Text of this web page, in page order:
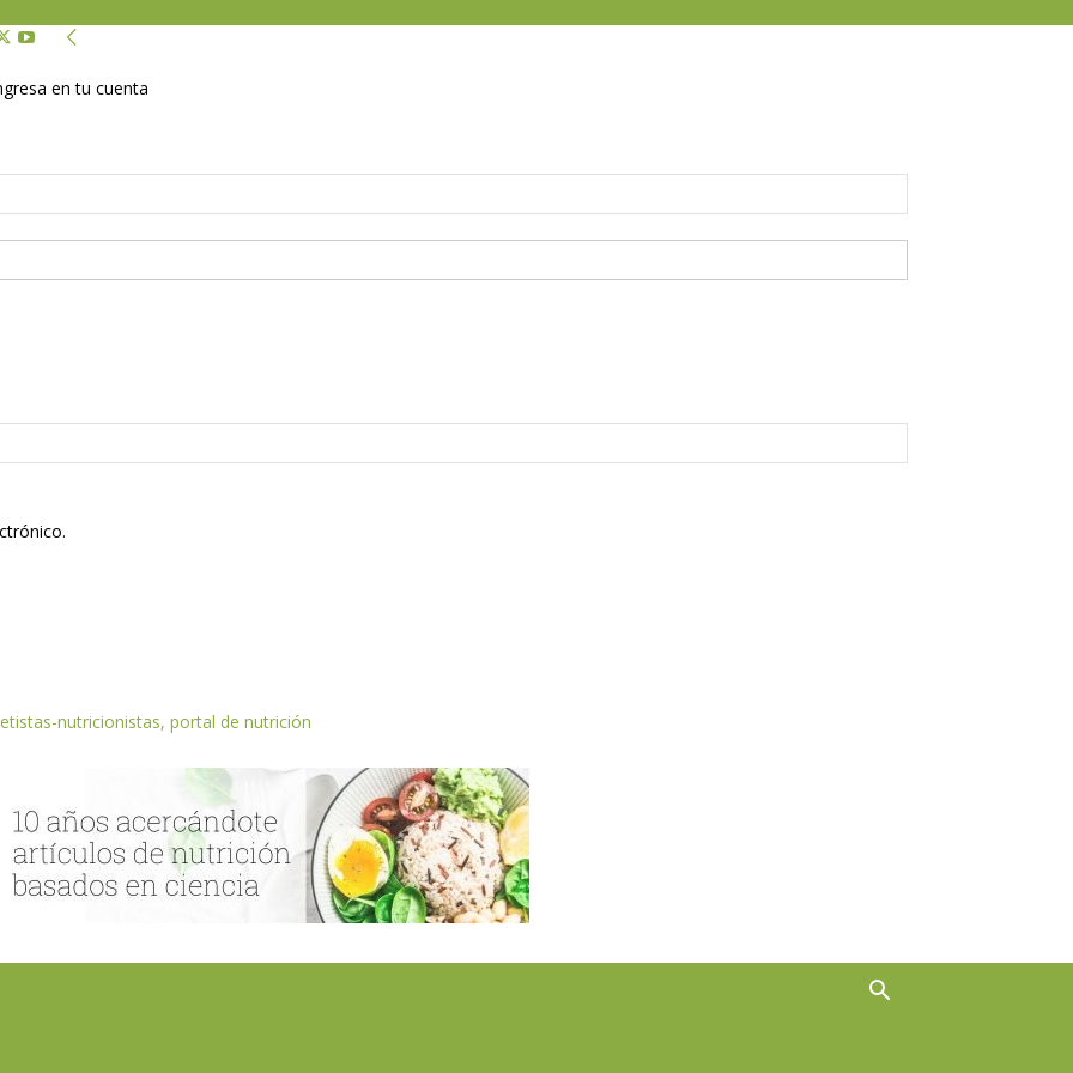
en tu cuenta
nutricionistas, portal de nutrición